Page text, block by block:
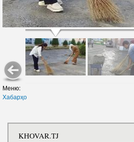
Меню:
Хабарҳо
KHOVAR.TJ